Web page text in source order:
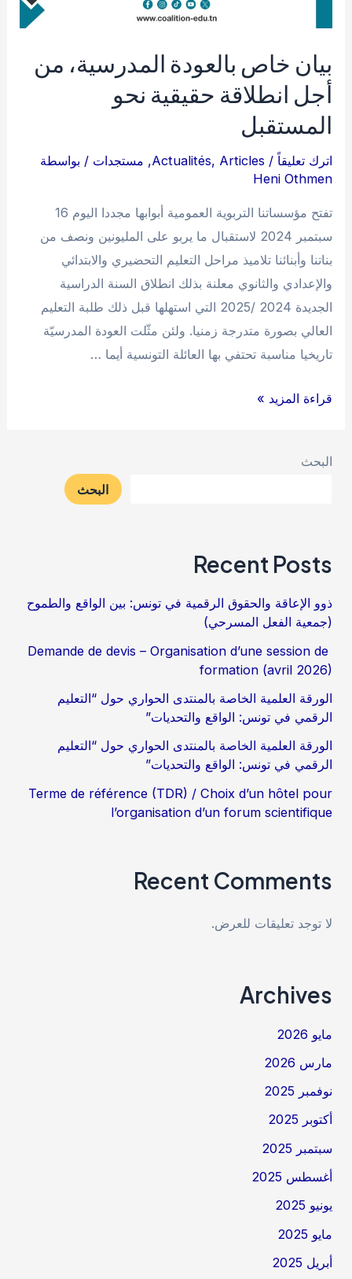
بيان خاص بالعودة المدرسية، من
أجل انطلاقة حقيقية نحو
المستقبل
اترك تعليقاً /
Actualités, Articles
, مستجدات / بواسطة
Heni Othmen
تفتح مؤسساتنا التربوية العمومية أبوابها مجددا اليوم 16
سبتمبر 2024 لاستقبال ما يربو على المليونين ونصف من
بناتنا وأبنائنا تلاميذ مراحل التعليم التحضيري والابتدائي
والإعدادي والثانوي معلنة بذلك انطلاق السنة الدراسية
الجديدة 2024 /2025 التي استهلها قبل ذلك طلبة التعليم
العالي بصورة متدرجة زمنيا. ولئن مثّلت العودة المدرسيّة
تاريخيا مناسبة تحتفي بها العائلة التونسية أيما …
بيان
المدرسية،
حقيقية
المستقبل
قراءة المزيد »
البحث
البحث
Recent Posts
ذوو الإعاقة والحقوق الرقمية في تونس: بين الواقع والطموح
(جمعية الفعل المسرحي)
Demande de devis – Organisation d’une session de
formation (avril 2026)
الورقة العلمية الخاصة بالمنتدى الحواري حول “التعليم
الرقمي في تونس: الواقع والتحديات”
الورقة العلمية الخاصة بالمنتدى الحواري حول “التعليم
الرقمي في تونس: الواقع والتحديات”
Terme de référence (TDR) / Choix d’un hôtel pour
l’organisation d’un forum scientifique
Recent Comments
لا توجد تعليقات للعرض.
Archives
مايو 2026
مارس 2026
نوفمبر 2025
أكتوبر 2025
سبتمبر 2025
أغسطس 2025
يونيو 2025
مايو 2025
أبريل 2025